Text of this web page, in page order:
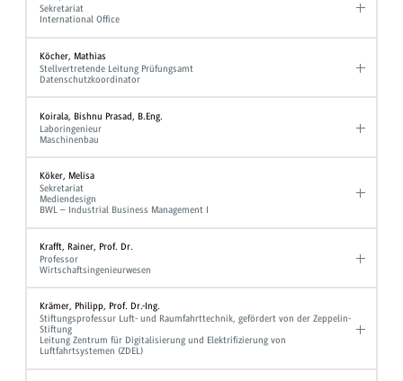
Sekretariat
International Office
Köcher, Mathias
Stellvertretende Leitung Prüfungsamt
Datenschutzkoordinator
Koirala, Bishnu Prasad, B.Eng.
Laboringenieur
Maschinenbau
Köker, Melisa
Sekretariat
Mediendesign
BWL – Industrial Business Management I
Krafft, Rainer, Prof. Dr.
Professor
Wirtschaftsingenieurwesen
Krämer, Philipp, Prof. Dr.-Ing.
Stiftungsprofessur Luft- und Raumfahrttechnik, gefördert von der Zeppelin-
Stiftung
Leitung Zentrum für Digitalisierung und Elektrifizierung von
Luftfahrtsystemen (ZDEL)